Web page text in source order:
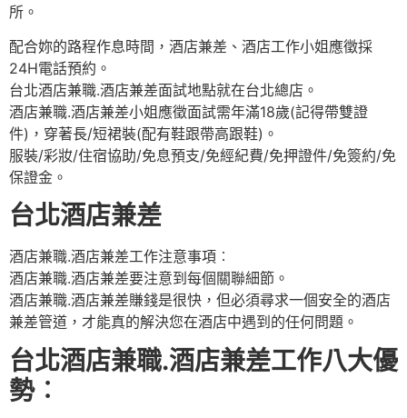
所。
配合妳的路程作息時間，酒店兼差、酒店工作小姐應徵採
24H電話預約。
台北酒店兼職.酒店兼差面試地點就在台北總店。
酒店兼職.酒店兼差小姐應徵面試需年滿18歲(記得帶雙證
件)，穿著長/短裙裝(配有鞋跟帶高跟鞋)。
服裝/彩妝/住宿協助/免息預支/免經紀費/免押證件/免簽約/免
保證金。
台北酒店兼差
酒店兼職.酒店兼差工作注意事項︰
酒店兼職.酒店兼差要注意到每個關聯細節。
酒店兼職.酒店兼差賺錢是很快，但必須尋求一個安全的酒店
兼差管道，才能真的解決您在酒店中遇到的任何問題。
台北酒店兼職.酒店兼差工作八大優
勢︰